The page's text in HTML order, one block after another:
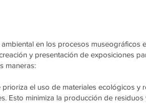
en los procesos museográficos
y presentación de exposiciones
maneras:
el uso de materiales ecológicos y
Esto minimiza la producción de